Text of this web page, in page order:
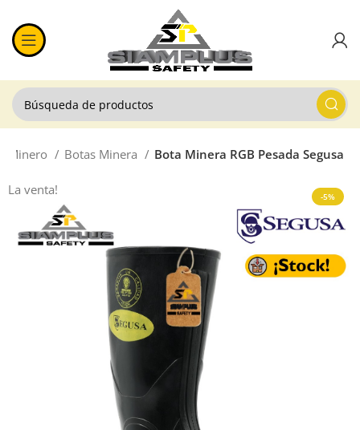
Minero Botas Minera Bota Minera RGB Pesada Segusa
-5%
La venta!